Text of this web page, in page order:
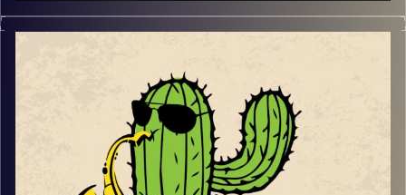
קרדיט תמונות:רותם בר-אילן
השבוע, הקדשנו את התוכנית לפסטיבל הג'ז הראשון של פרדס
חנה כרכור שייפתח את שעריו בשבוע הבא בין ה 7-9.7.
הרכבי ג'ז ישראלי משובחים ואיכותיים. לצד המופעים יתקיימו
שלוש כיתות אמן בקונסרבטוריון המקומי בהשתתפות חלק